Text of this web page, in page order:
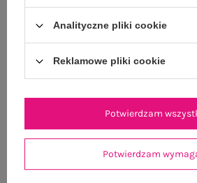
ZWROTY I REKLAMACJE
OSTATNIO
Analityczne pliki cookie
Reklamowe pliki cookie
Potwierdzam
Potwierdzam